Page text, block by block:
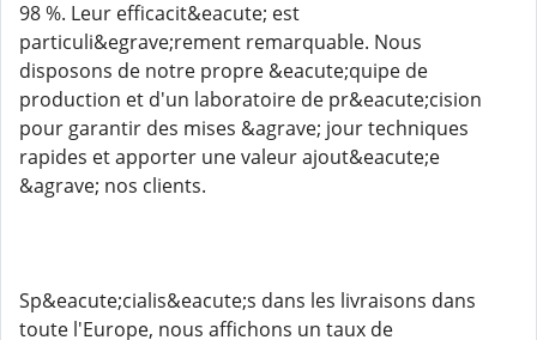
98 %. Leur efficacit&eacute; est
particuli&egrave;rement remarquable. Nous
disposons de notre propre &eacute;quipe de
production et d'un laboratoire de pr&eacute;cision
pour garantir des mises &agrave; jour techniques
rapides et apporter une valeur ajout&eacute;e
&agrave; nos clients.
Sp&eacute;cialis&eacute;s dans les livraisons dans
toute l'Europe, nous affichons un taux de